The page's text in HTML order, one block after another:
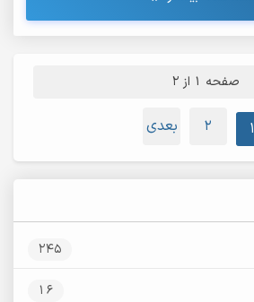
245
16
صفحه 1 از 2
1
2 بعدی